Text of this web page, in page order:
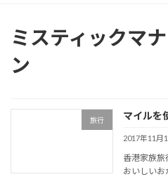
ミスティックマ
ン
旅行 マイルを
2017年11月
香港家族
おいしい